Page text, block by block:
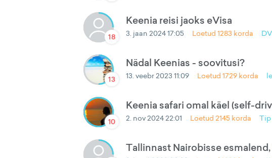
18
Keenia reisi jaoks eVisa
3. jaan 2024 17:05 Loetud1283 korda DV
13
Nädal Keenias - soovitusi?
13. veebr 2023 11:09 Loetud1729 korda
10
Keenia safari omal käel (self-
2. nov 2024 22:01 Loetud2145 korda Tip
Tallinnast Nairobisse esmalend,